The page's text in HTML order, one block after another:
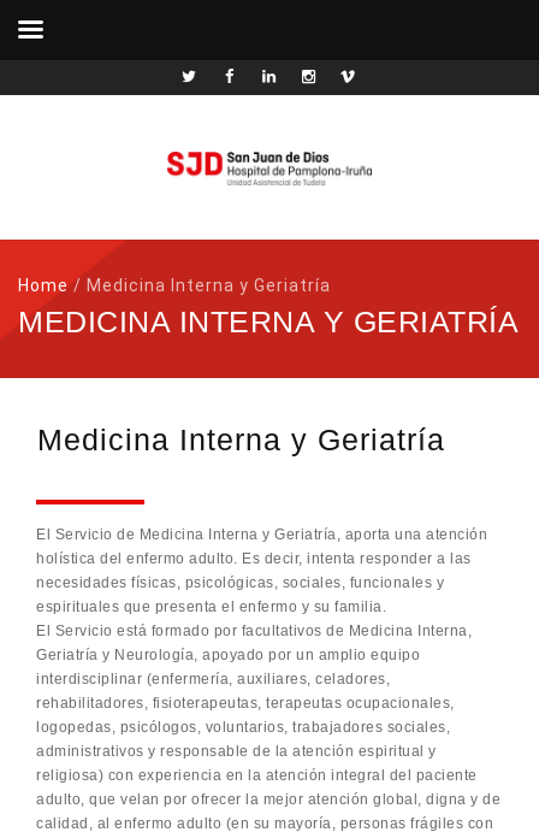
Home/ Medicina Interna y Geriatría
MEDICINA INTERNA Y GERIATRÍA
Medicina Interna y Geriatría
El Servicio de Medicina Interna y Geriatría, aporta una atención
holística del enfermo adulto. Es decir, intenta responder a las
necesidades físicas, psicológicas, sociales, funcionales y
espirituales que presenta el enfermo y su familia.
El Servicio está formado por facultativos de Medicina Interna,
Geriatría y Neurología, apoyado por un amplio equipo
interdisciplinar (enfermería, auxiliares, celadores,
rehabilitadores, fisioterapeutas, terapeutas ocupacionales,
logopedas, psicólogos, voluntarios, trabajadores sociales,
administrativos y responsable de la atención espiritual y
religiosa) con experiencia en la atención integral del paciente
adulto, que velan por ofrecer la mejor atención global, digna y de
calidad, al enfermo adulto (en su mayoría, personas frágiles con